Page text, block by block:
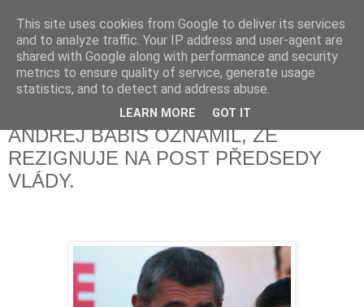
Fakečlánky
Věř všemu co tady vidíš.
sobota 22. května 2021
ANDREJ BABIŠ OZNÁMIL, ŽE
REZIGNUJE NA POST PŘEDSEDY
VLÁDY.
This site uses cookies from Google to deliver its services
and to analyze traffic. Your IP address and user-agent are
shared with Google along with performance and security
metrics to ensure quality of service, generate usage
statistics, and to detect and address abuse.
LEARN MORE GOT IT